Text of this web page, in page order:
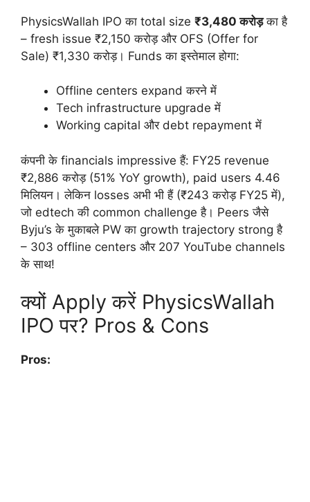
PhysicsWallah IPO का total size ₹3,480 करोड़का है
– fresh issue ₹2,150 करोड़ और OFS (Offer for
Sale) ₹1,330 करोड़। Funds का इस्तेमाल होगा:
Offline centers expand करने में
Tech infrastructure upgrade में
Working capital और debt repayment में
कंपनी के financials impressive हैं: FY25 revenue
₹2,886 करोड़ (51% YoY growth), paid users 4.46
मिलियन। लेकिन losses अभी भी हैं (₹243 करोड़ FY25 में),
जो edtech की common challenge है। Peers जैसे
Byju’s के मुकाबले PW का growth trajectory strong है
– 303 offline centers और 207 YouTube channels
के साथ!
क्यों Apply करें PhysicsWallah
IPO पर? Pros & Cons
Pros: